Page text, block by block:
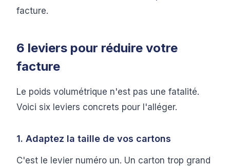
facture.
6 leviers pour réduire votre
facture
Le poids volumétrique n'est pas une fatalité.
Voici six leviers concrets pour l'alléger.
1. Adaptez la taille de vos cartons
C'est le levier numéro un. Un carton trop grand